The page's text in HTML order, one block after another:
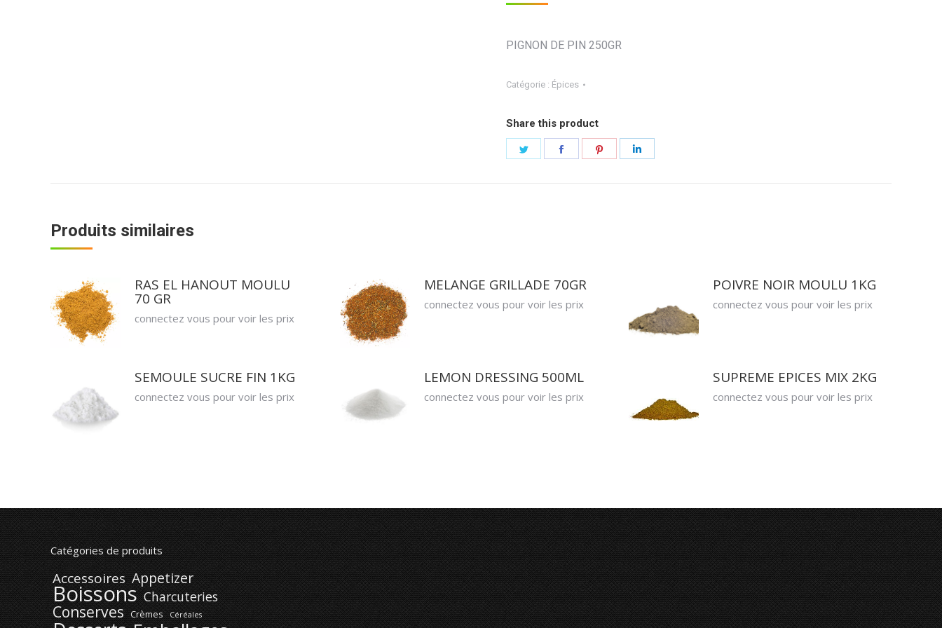
PIGNON DE PIN 250GR
Catégorie : Épices
Share this product
Partager
Partager Partager
Produits similaires
RAS EL HANOUT MOULU
70 GR
connectez vous pour voir les prix
MELANGE GRILLADE 70GR
connectez vous pour voir les prix
POIVRE NOIR MOULU 1KG
connectez vous pour voir les prix
SEMOULE SUCRE FIN 1KG
connectez vous pour voir les prix
LEMON DRESSING 500ML
connectez vous pour voir les prix
SUPREME EPICES MIX 2KG
connectez vous pour voir les prix
Catégories de produits
Accessoires Appetizer
Boissons Charcuteries
Conserves Crèmes Céréales